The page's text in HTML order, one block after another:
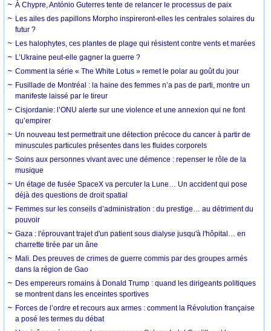
À Chypre, António Guterres tente de relancer le processus de paix
Les ailes des papillons Morpho inspireront-elles les centrales solaires du
futur ?
Les halophytes, ces plantes de plage qui résistent contre vents et marées
L’Ukraine peut-elle gagner la guerre ?
Comment la série « The White Lotus » remet le polar au goût du jour
Fusillade de Montréal : la haine des femmes n’a pas de parti, montre un
manifeste laissé par le tireur
Cisjordanie: l’ONU alerte sur une violence et une annexion qui ne font
qu’empirer
Un nouveau test permettrait une détection précoce du cancer à partir de
minuscules particules présentes dans les fluides corporels
Soins aux personnes vivant avec une démence : repenser le rôle de la
musique
Un étage de fusée SpaceX va percuter la Lune… Un accident qui pose
déjà des questions de droit spatial
Femmes sur les conseils d’administration : du prestige… au détriment du
pouvoir
Gaza : l'éprouvant trajet d'un patient sous dialyse jusqu'à l'hôpital… en
charrette tirée par un âne
Mali. Des preuves de crimes de guerre commis par des groupes armés
dans la région de Gao
Des empereurs romains à Donald Trump : quand les dirigeants politiques
se montrent dans les enceintes sportives
Forces de l’ordre et recours aux armes : comment la Révolution française
a posé les termes du débat